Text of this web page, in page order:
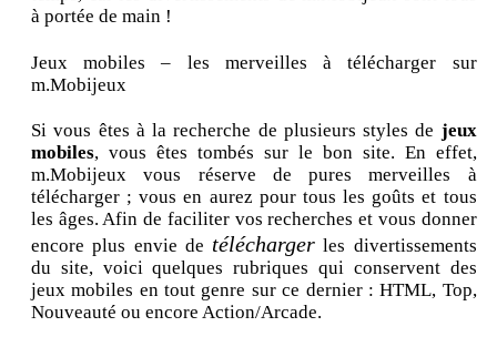
à portée de main !
Jeux mobiles – les merveilles à télécharger sur
m.Mobijeux
Si vous êtes à la recherche de plusieurs styles de jeux
mobiles, vous êtes tombés sur le bon site. En effet,
m.Mobijeux vous réserve de pures merveilles à
télécharger ; vous en aurez pour tous les goûts et tous
les âges. Afin de faciliter vos recherches et vous donner
encore plus envie de télécharger les divertissements
du site, voici quelques rubriques qui conservent des
jeux mobiles en tout genre sur ce dernier : HTML, Top,
Nouveauté ou encore Action/Arcade.